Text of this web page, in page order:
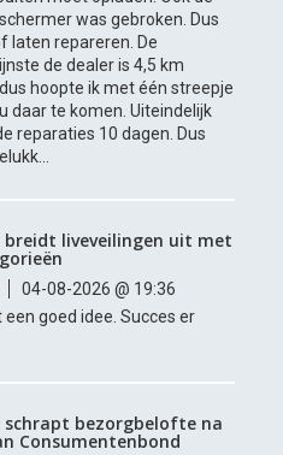
was gebroken. Dus
laten repareren. De
de dealer is 4,5 km
hoopte ik met één streepje
daar te komen. Uiteindelijk
reparaties 10 dagen. Dus
breidt liveveilingen uit met
04-08-2026 @ 19:36
een goed idee. Succes er
schrapt bezorgbelofte na
Consumentenbond